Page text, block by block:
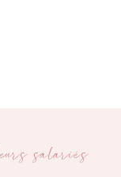
salariés